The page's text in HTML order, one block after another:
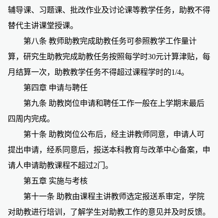
辅导课、习题课、批改作业及讨论课等教学任务，助教不得
替代主讲课堂授课。
第八条 教师助教完成助教任务可参照教学工作量计
算，研究生助教完成助教任务按照每学时30元计算津贴，每
月结算一次，助教教学任务不得超过课程学时的1/4。
第四章 申请与聘任
第九条 助教岗位申请和聘任工作一般在上学期末最后
四周内完成。
第十条 助教岗位公布后，经主讲教师同意，申请人可
提出申请，经系同意后，报送本科教育与改革中心备案，申
请人申请助教课程不超过2门。
第五章 实施与考核
第十一条 助教由课程主讲教师选定报送系审定，学院
对助教进行培训，了解学生对助教工作的意见并及时反馈。